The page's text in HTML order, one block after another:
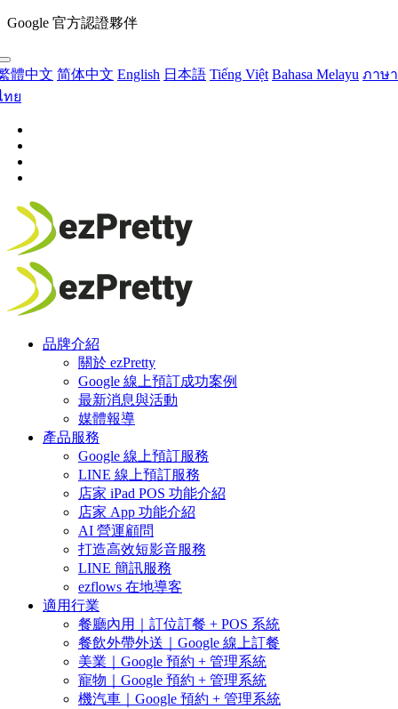
Google 官方認證夥伴
體中文 简体中文 English 日本語 Tiếng Việt Bahasa Melayu ภาษา
ทย
品牌介紹
關於 ezPretty
Google 線上預訂成功案例
最新消息與活動
媒體報導
產品服務
Google 線上預訂服務
LINE 線上預訂服務
店家 iPad POS 功能介紹
店家 App 功能介紹
AI 營運顧問
打造高效短影音服務
LINE 簡訊服務
ezflows 在地導客
適用行業
餐廳內用｜訂位訂餐 + POS 系統
餐飲外帶外送｜Google 線上訂餐
美業｜Google 預約 + 管理系統
寵物｜Google 預約 + 管理系統
機汽車｜Google 預約 + 管理系統